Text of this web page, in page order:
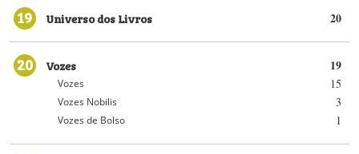
19 20
Universo dos Livros
20 19
Vozes
15
Vozes
3
Vozes Nobilis
1
Vozes de Bolso